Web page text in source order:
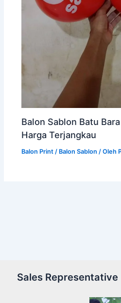
Balon Sablon Batu
Harga Terjangkau
Balon Print / Balon Sablon / Oleh
Sales Representative